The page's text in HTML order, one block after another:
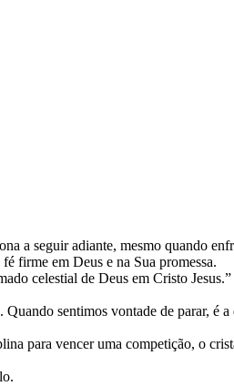
a seguir adiante, mesmo quando
firme em Deus e na Sua promessa.
celestial de Deus em Cristo Jesus.”
sentimos vontade de parar, é
para vencer uma competição, o